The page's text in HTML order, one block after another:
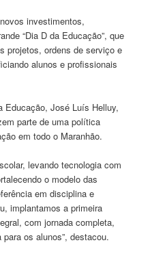
investimentos,
“Dia D da Educação”, que
projetos, ordens de serviço e
alunos e profissionais
Educação, José Luís Helluy,
parte de uma política
em todo o Maranhão.
levando tecnologia com
o modelo das
em disciplina e
implantamos a primeira
com jornada completa,
os alunos”, destacou.